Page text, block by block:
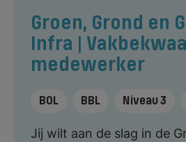
Groen, Grond en
Infra |
medewerker
BOL BBL Niveau 3
Jij wilt aan de slag in de